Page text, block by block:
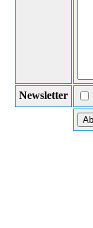
Newsletter